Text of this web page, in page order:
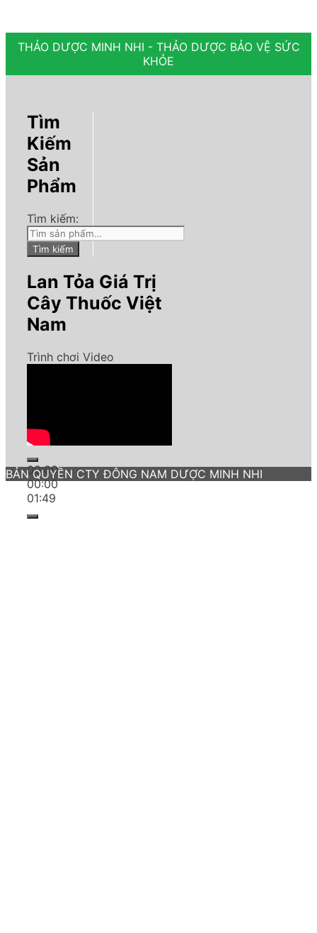
THẢO DƯỢC MINH NHI - THẢO DƯỢC BẢO VỆ SỨC
KHỎE
Tìm
Kiếm
Sản
Phẩm
Tìm kiếm:
Tìm kiếm
Lan Tỏa Giá Trị
Cây Thuốc Việt
Nam
Trình chơi Video
00:00
00:00
01:49
BẢN QUYỀN CTY ĐÔNG NAM DƯỢC MINH NHI